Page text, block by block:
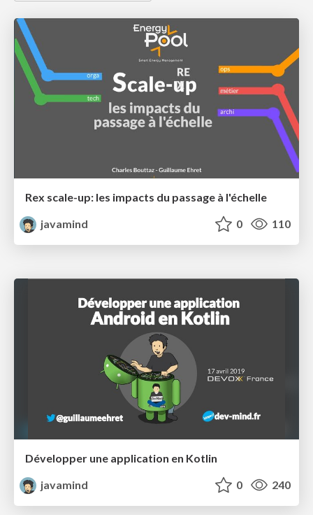
Rex scale-up: les impacts du passage à l'échelle
javamind
0 110
Développer une application en Kotlin
javamind
0 240